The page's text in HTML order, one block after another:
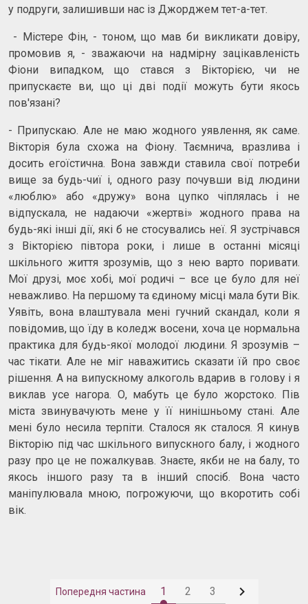
у подруги, залишивши нас із Джорджем тет-а-тет.
- Містере Фін, - тоном, що мав би викликати довіру,
промовив я, - зважаючи на надмірну зацікавленість
Фіони випадком, що стався з Вікторією, чи не
припускаєте ви, що ці дві події можуть бути якось
пов'язані?
- Припускаю. Але не маю жодного уявлення, як саме.
Вікторія була схожа на Фіону. Таємнича, вразлива і
досить егоїстична. Вона завжди ставила свої потреби
вище за будь-чиї і, одного разу почувши від людини
«люблю» або «дружу» вона цупко чіплялась і не
відпускала, не надаючи «жертві» жодного права на
будь-які інші дії, які б не стосувались неї. Я зустрічався
з Вікторією півтора роки, і лише в останні місяці
шкільного життя зрозумів, що з нею варто поривати.
Мої друзі, моє хобі, мої родичі – все це було для неї
неважливо. На першому та єдиному місці мала бути Вік.
Уявіть, вона влаштувала мені гучний скандал, коли я
повідомив, що їду в коледж восени, хоча це нормальна
практика для будь-якої молодої людини. Я зрозумів –
час тікати. Але не міг наважитись сказати їй про своє
рішення. А на випускному алкоголь вдарив в голову і я
виклав усе нагора. О, мабуть це було жорстоко. Пів
міста звинувачують мене у її нинішньому стані. Але
мені було несила терпіти. Сталося як сталося. Я кинув
Вікторію під час шкільного випускного балу, і жодного
разу про це не пожалкував. Знаєте, якби не на балу, то
якось іншого разу та в інший спосіб. Вона часто
маніпулювала мною, погрожуючи, що вкоротить собі
вік.
Попередня частина 1 2 3 